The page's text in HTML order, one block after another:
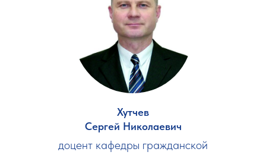
Хутчев
Сергей Николаевич
доцент кафедры гражданской